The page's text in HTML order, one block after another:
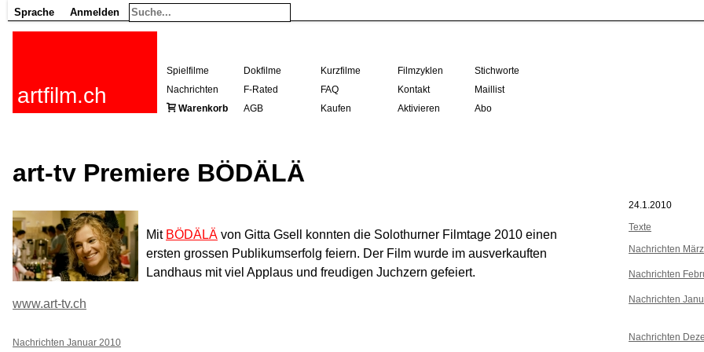
Sprache Anmelden
artfilm.ch
Spielfilme Dokfilme Kurzfilme Filmzyklen
Stichworte
Nachrichten
F-Rated FAQ Kontakt
Maillist
Warenkorb
AGB Kaufen Aktivieren Abo
art-tv Premiere BÖDÄLÄ
24.1.2010
Texte
Nachrichten
Nachrichten
Nachrichten
Nachrichten
Mit BÖDÄLÄ von Gitta Gsell konnten die Solothurner Filmtage 2010 einen
ersten grossen Publikumserfolg feiern. Der Film wurde im ausverkauften
Landhaus mit viel Applaus und freudigen Juchzern gefeiert.
www.art-tv.ch
Nachrichten Januar 2010